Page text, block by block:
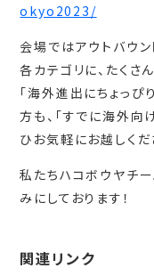
okyo2023/
会場ではアウトバウン
各カテゴリに、たくさ
「海外進出にちょっ
方も、「すでに海外向
ひお気軽にお越しくだ
私たちハコボウヤチ
みにしております！
関連リンク